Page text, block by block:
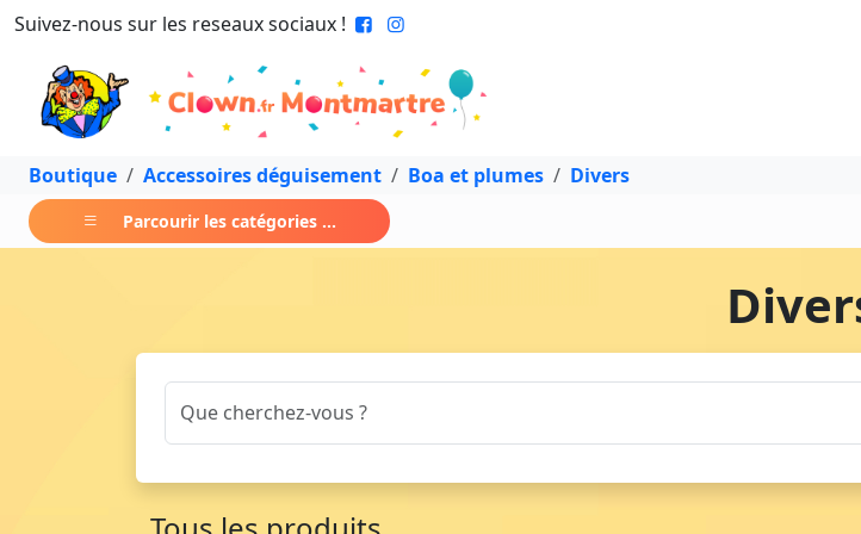
Suivez-nous sur les reseaux sociaux !
Boutique Accessoires déguisement Boa et plumes Divers
Parcourir les catégories ...